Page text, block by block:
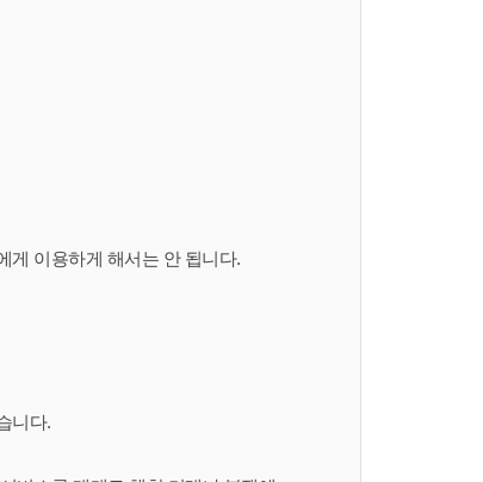
게 이용하게 해서는 안 됩니다.
니다.